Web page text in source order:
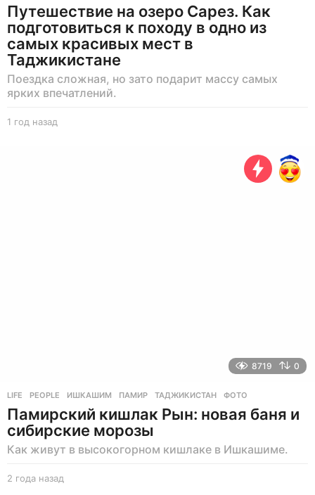
Путешествие на озеро Сарез. Как
подготовиться к походу в одно из
самых красивых мест в
Таджикистане
Поездка сложная, но зато подарит массу самых
ярких впечатлений.
1 год назад
8719 0
LIFE ,PEOPLE ИШКАШИМ ,ПАМИР ,ТАДЖИКИСТАН ,ФОТО
Памирский кишлак Рын: новая баня и
сибирские морозы
Как живут в высокогорном кишлаке в Ишкашиме.
2 года назад